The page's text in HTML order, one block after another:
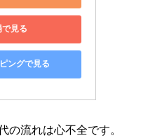
見る
ングで見る
の流れは心不全です。